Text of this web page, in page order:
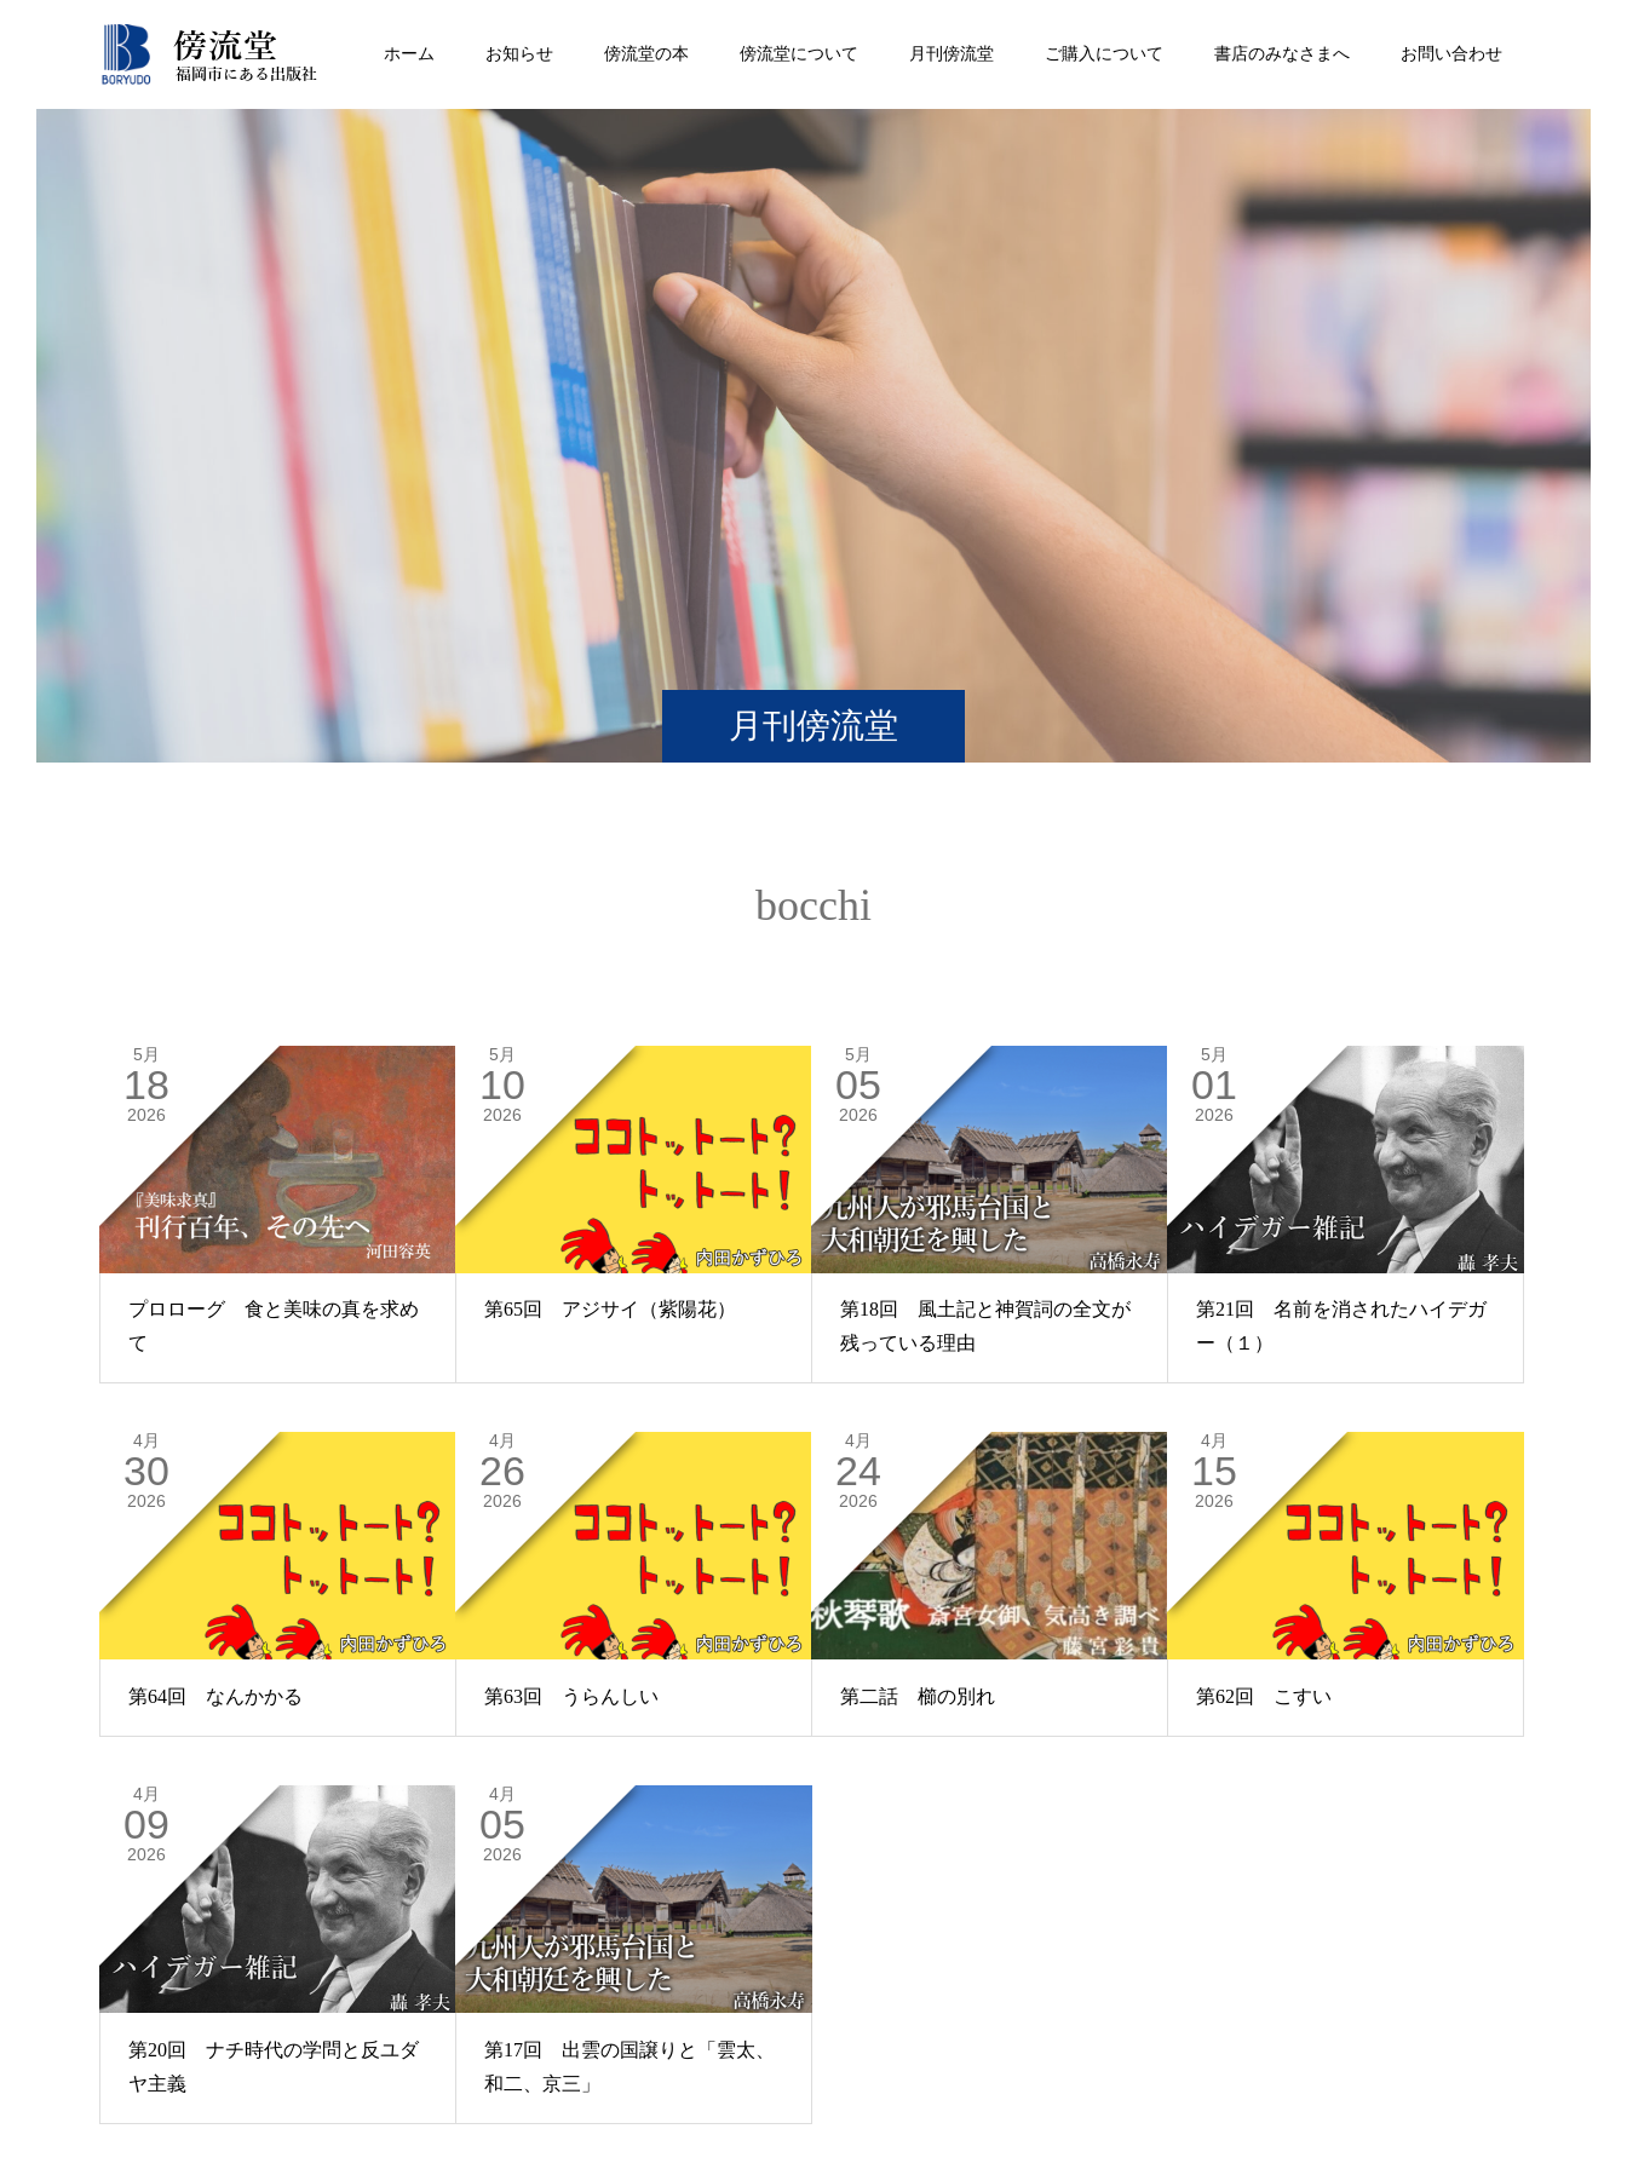
ホーム お知らせ 傍流堂の本 傍流堂について 月刊傍流堂 ご購入について 書店のみなさまへ お問い合わせ
月刊傍流堂
bocchi
5月
18
2026
プロローグ 食と美味の真を求め
て
5月
10
2026
第65回 アジサイ（紫陽花）
5月
05
2026
第18回 風土記と神賀詞の全文が
残っている理由
5月
01
2026
第21回 名前を消されたハイデガ
ー（１）
4月
30
2026
第64回 なんかかる
4月
26
2026
第63回 うらんしい
4月
24
2026
第二話 櫛の別れ
4月
15
2026
第62回 こすい
4月
09
2026
第20回 ナチ時代の学問と反ユダ
ヤ主義
4月
05
2026
第17回 出雲の国譲りと「雲太、
和二、京三」